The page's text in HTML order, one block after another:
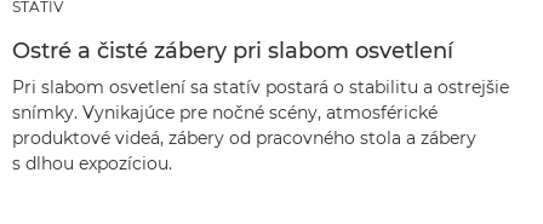
STATÍV
Ostré a čisté zábery pri slabom osvetlení
Pri slabom osvetlení sa statív postará o stabilitu a ostrejšie
snímky. Vynikajúce pre nočné scény, atmosférické
produktové videá, zábery od pracovného stola a zábery
s dlhou expozíciou.